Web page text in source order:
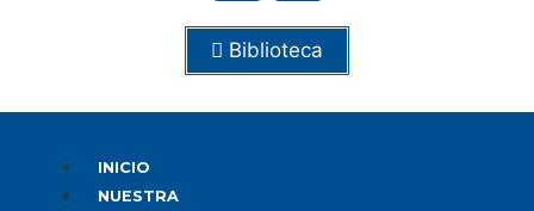
Biblioteca
INICIO
NUESTRA